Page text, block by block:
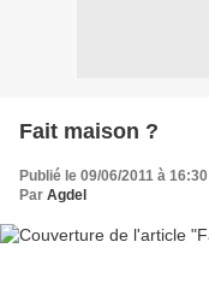
Fait maison ?
Publié le 09/06/2011 à 16:30
Par Agdel